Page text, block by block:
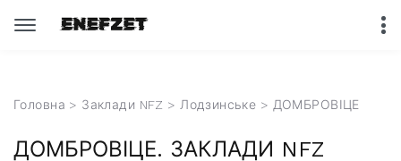
Головна > Заклади NFZ > Лодзинське > ДОМБРОВІЦЕ
ДОМБРОВІЦЕ. ЗАКЛАДИ NFZ